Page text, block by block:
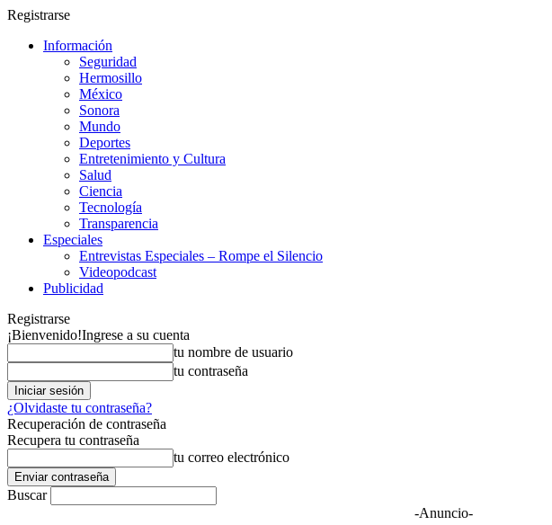
Registrarse
Información
Seguridad
Hermosillo
México
Sonora
Mundo
Deportes
Entretenimiento y Cultura
Salud
Ciencia
Tecnología
Transparencia
Especiales
Entrevistas Especiales – Rompe el Silencio
Videopodcast
Publicidad
Registrarse
¡Bienvenido!Ingrese a su cuenta
tu nombre de usuario
tu contraseña
¿Olvidaste tu contraseña?
Recuperación de contraseña
Recupera tu contraseña
tu correo electrónico
Buscar
-Anuncio-